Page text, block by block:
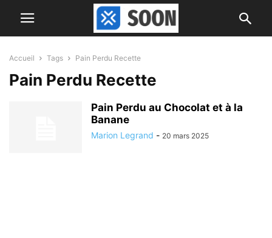
Accueil Tags Pain Perdu Recette
Pain Perdu Recette
Pain Perdu au Chocolat et à la
Banane
Marion Legrand - 20 mars 2025